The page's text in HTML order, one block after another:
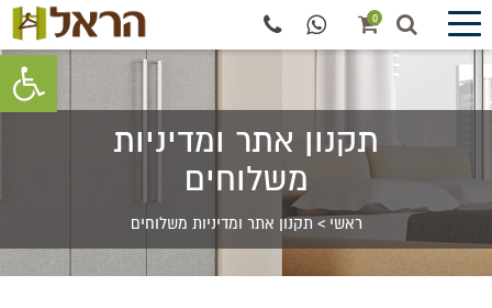
פתח
0
תקנון אתר ומדיניות
משלוחים
ראשי > תקנון אתר ומדיניות משלוחים